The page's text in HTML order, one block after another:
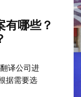
有哪些？
译公司进
据需要选